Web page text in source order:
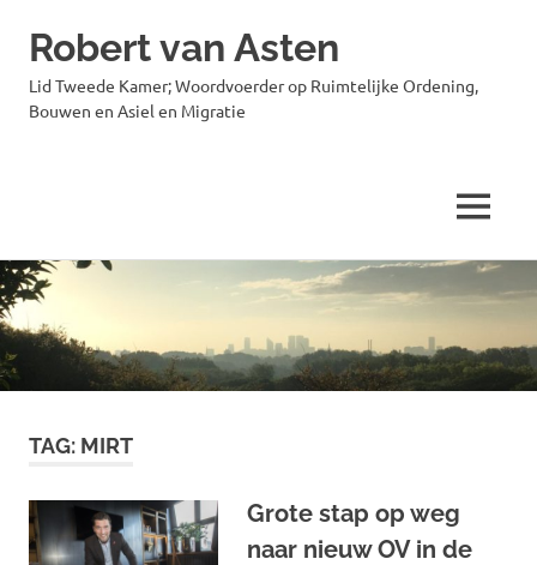
Ga
naar
de
inhoud
Robert van Asten
Lid Tweede Kamer; Woordvoerder op Ruimtelijke Ordening,
Bouwen en Asiel en Migratie
MENU
TAG: MIRT
Grote stap op weg
naar nieuw OV in de